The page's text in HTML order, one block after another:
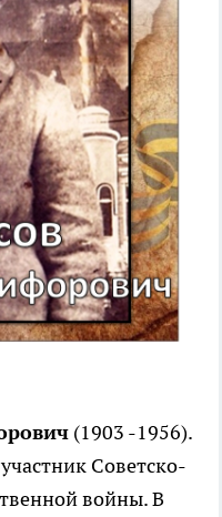
(1903 -1956).
Советско-
войны. В